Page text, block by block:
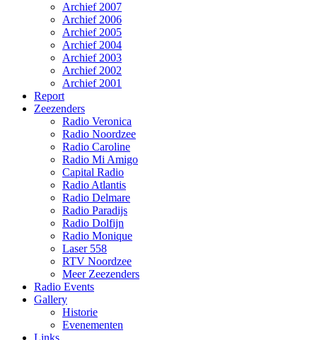
Archief 2007
Archief 2006
Archief 2005
Archief 2004
Archief 2003
Archief 2002
Archief 2001
Report
Zeezenders
Radio Veronica
Radio Noordzee
Radio Caroline
Radio Mi Amigo
Capital Radio
Radio Atlantis
Radio Delmare
Radio Paradijs
Radio Dolfijn
Radio Monique
Laser 558
RTV Noordzee
Meer Zeezenders
Radio Events
Gallery
Historie
Evenementen
Links